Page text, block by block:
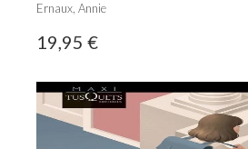
Ernaux, Annie
19,95 €